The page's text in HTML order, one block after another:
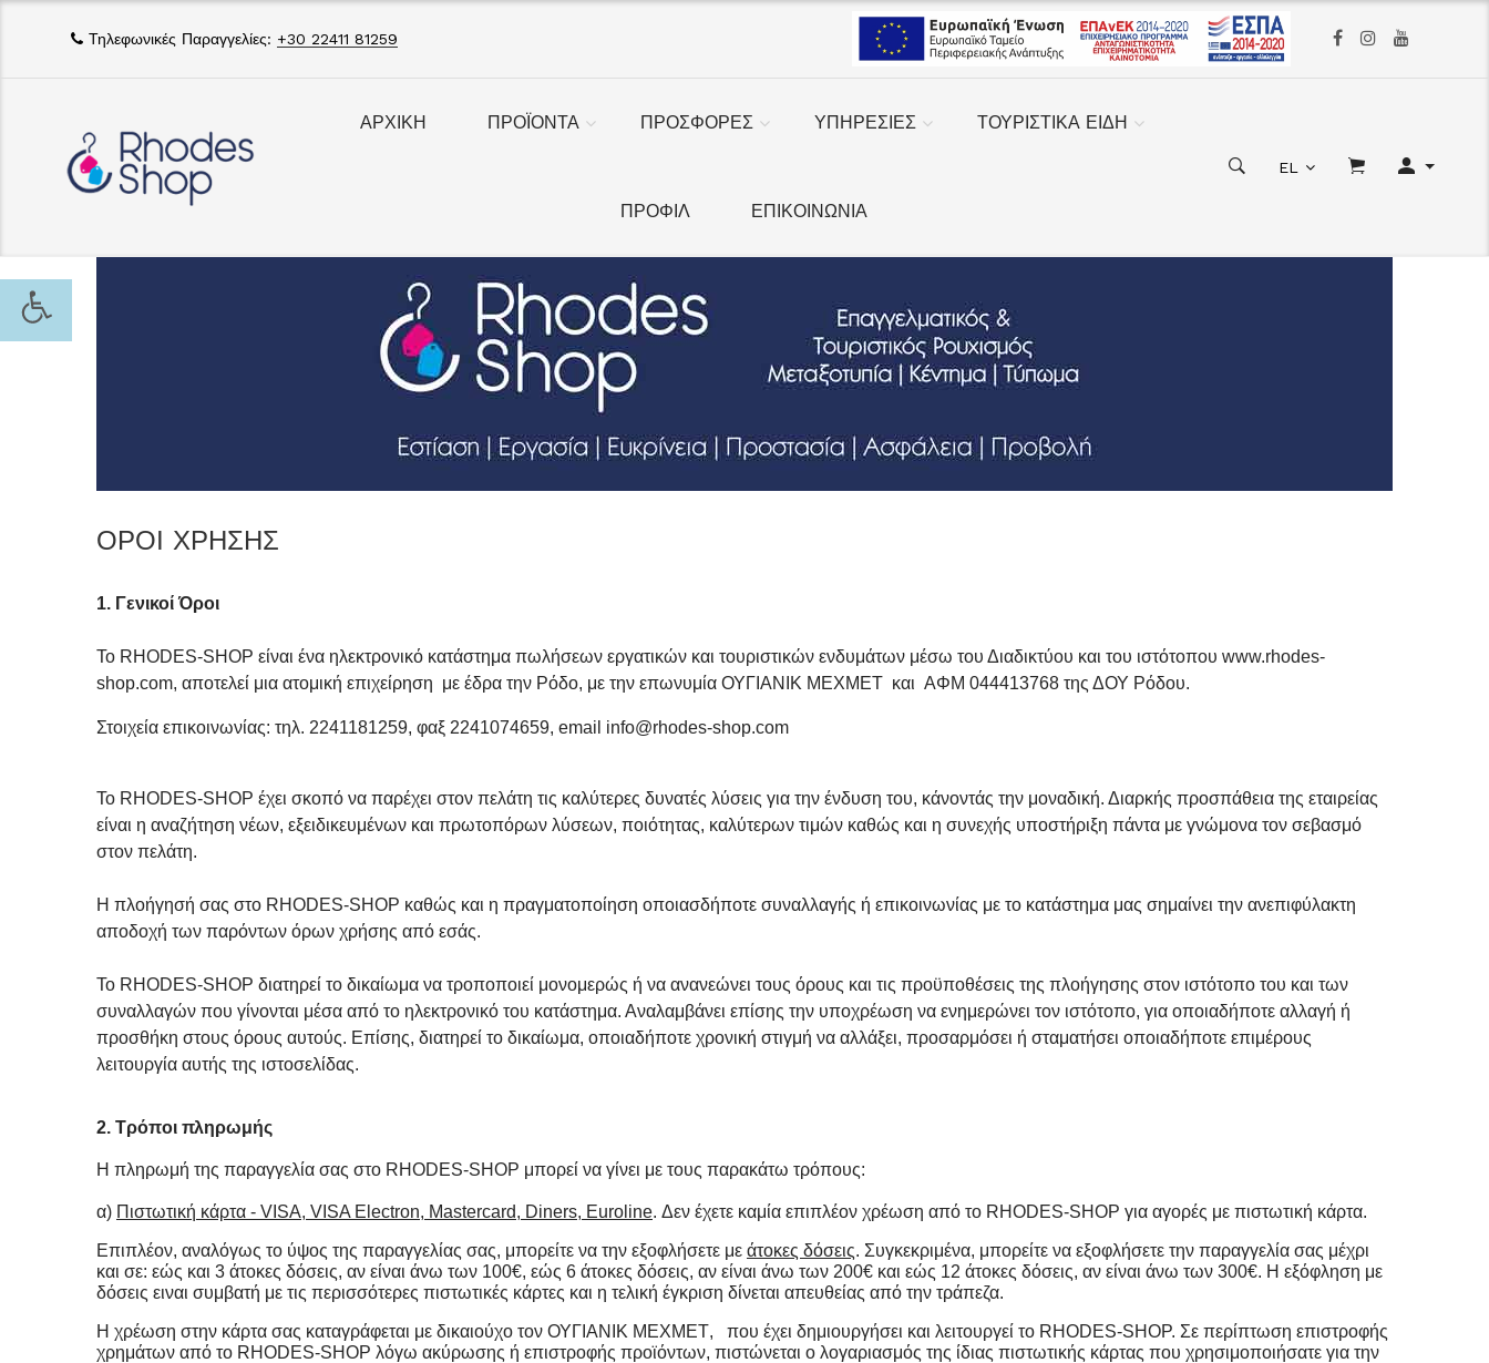
Τηλεφωνικές Παραγγελίες: +30 22411 81259
ΑΡΧΙΚΗ ΠΡΟΪΟΝΤΑ ΠΡΟΣΦΟΡΕΣ ΥΠΗΡΕΣΙΕΣ ΤΟΥΡΙΣΤΙΚΑ ΕΙΔΗ
ΠΡΟΦΙΛ ΕΠΙΚΟΙΝΩΝΙΑ
EL
ΟΡΟΙ ΧΡΗΣΗΣ
1. Γενικοί Όροι
Το RHODES-SHOP είναι ένα ηλεκτρονικό κατάστημα πωλήσεων εργατικών και τουριστικών ενδυμάτων μέσω του Διαδικτύου και του ιστότοπου www.rhodes-
shop.com, αποτελεί μια ατομική επιχείρηση με έδρα την Ρόδο, με την επωνυμία ΟΥΓΙΑΝΙΚ ΜΕΧΜΕΤ και ΑΦΜ 044413768 της ΔΟΥ Ρόδου.
Στοιχεία επικοινωνίας: τηλ. 2241181259, φαξ 2241074659, email info@rhodes-shop.com
Το RHODES-SHOP έχει σκοπό να παρέχει στον πελάτη τις καλύτερες δυνατές λύσεις για την ένδυση του, κάνοντάς την μοναδική. Διαρκής προσπάθεια της εταιρείας
είναι η αναζήτηση νέων, εξειδικευμένων και πρωτοπόρων λύσεων, ποιότητας, καλύτερων τιμών καθώς και η συνεχής υποστήριξη πάντα με γνώμονα τον σεβασμό
στον πελάτη.
Η πλοήγησή σας στο RHODES-SHOP καθώς και η πραγματοποίηση οποιασδήποτε συναλλαγής ή επικοινωνίας με το κατάστημα μας σημαίνει την ανεπιφύλακτη
αποδοχή των παρόντων όρων χρήσης από εσάς.
To RHODES-SHOP διατηρεί το δικαίωμα να τροποποιεί μονομερώς ή να ανανεώνει τους όρους και τις προϋποθέσεις της πλοήγησης στον ιστότοπο του και των
συναλλαγών που γίνονται μέσα από το ηλεκτρονικό του κατάστημα. Αναλαμβάνει επίσης την υποχρέωση να ενημερώνει τον ιστότοπο, για οποιαδήποτε αλλαγή ή
προσθήκη στους όρους αυτούς. Επίσης, διατηρεί το δικαίωμα, οποιαδήποτε χρονική στιγμή να αλλάξει, προσαρμόσει ή σταματήσει οποιαδήποτε επιμέρους
λειτουργία αυτής της ιστοσελίδας.
2. Τρόποι πληρωμής
Η πληρωμή της παραγγελία σας στο RHODES-SHOP μπορεί να γίνει με τους παρακάτω τρόπους:
α) Πιστωτική κάρτα - VISA, VISA Electron, Mastercard, Diners, Euroline. Δεν έχετε καμία επιπλέον χρέωση από το RHODES-SHOP για αγορές με πιστωτική κάρτα.
Επιπλέον, αναλόγως το ύψος της παραγγελίας σας, μπορείτε να την εξοφλήσετε με άτοκες δόσεις. Συγκεκριμένα, μπορείτε να εξοφλήσετε την παραγγελία σας μέχρι
και σε: εώς και 3 άτοκες δόσεις, αν είναι άνω των 100€, εώς 6 άτοκες δόσεις, αν είναι άνω των 200€ και εώς 12 άτοκες δόσεις, αν είναι άνω των 300€. Η εξόφληση με
δόσεις ειναι συμβατή με τις περισσότερες πιστωτικές κάρτες και η τελική έγκριση δίνεται απευθείας από την τράπεζα.
Η χρέωση στην κάρτα σας καταγράφεται με δικαιούχο τον ΟΥΓΙΑΝΙΚ ΜΕΧΜΕΤ, που έχει δημιουργήσει και λειτουργεί το RHODES-SHOP. Σε περίπτωση επιστροφής
χρημάτων από το RHODES-SHOP λόγω ακύρωσης ή επιστροφής προϊόντων, πιστώνεται ο λογαριασμός της ίδιας πιστωτικής κάρτας που χρησιμοποιήσατε για την